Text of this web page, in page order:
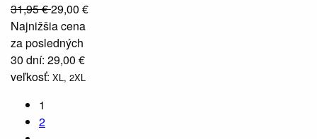
31,95 €29,00 €
Najnižšia cena
za posledných
30 dní: 29,00 €
veľkosť: XL, 2XL
1
2